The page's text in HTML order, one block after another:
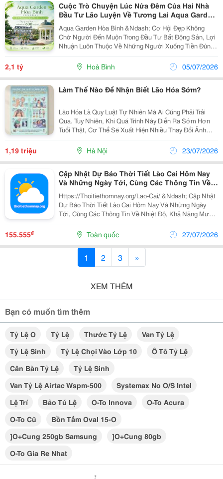
Cuộc Trò Chuyện Lúc Nửa Đêm Của Hai Nhà
Đầu Tư Lão Luyện Về Tương Lai Aqua Garden
Hòa Bình
Aqua Garden Hòa Bình &Ndash; Cơ Hội Đẹp Không
Chờ Người Đến Muộn Trong Đầu Tư Bất Động Sản, Lợi
Nhuận Luôn Thuộc Về Những Người Xuống Tiền Đúng
Thời Điểm. Aqua Garden Hòa Bình Đang Là Lựa Chọn
Được Nhiều Nhà Đầu Tư Quan Tâm Nhờ Hội Tụ
Những...
2,1 tỷ Hoà Bình 05/07/2026
Làm Thế Nào Để Nhận Biết Lão Hóa Sớm?
Lão Hóa Là Quy Luật Tự Nhiên Mà Ai Cũng Phải Trải
Qua. Tuy Nhiên, Khi Quá Trình Này Diễn Ra Sớm Hơn
Tuổi Thật, Cơ Thể Sẽ Xuất Hiện Nhiều Thay Đổi Ảnh
Hưởng Đến Sức Khỏe, Ngoại Hình Và Chất Lượng
Cuộc Sống. Ngày Nay, Áp Lực Công Việc, Thức Khuya,
1,19 triệu Hà Nội 23/07/2026
Cập Nhật Dự Báo Thời Tiết Lào Cai Hôm Nay
Và Những Ngày Tới, Cùng Các Thông Tin Về
Nhiệt Độ, Khả Năng Mưa, Độ Ẩm Và Chỉ Số Uv.
Https://Thoitiethomnay.org/Lao-Cai/ &Ndash; Cập Nhật
Dự Báo Thời Tiết Lào Cai Hôm Nay Và Những Ngày
Tới, Cùng Các Thông Tin Về Nhiệt Độ, Khả Năng Mưa,
Độ Ẩm Và Chỉ Số Uv.
155.555₫ Toàn quốc 27/07/2026
1 2 3 »
XEM THÊM
Bạn có muốn tìm thêm
Tỷ Lệ O Tỷ Lệ Thước Tỷ Lệ
Van Tỷ Lệ
Tỷ Lệ Sinh
Tỷ Lệ Chọi Vào Lớp 10
Ô Tô Tỷ Lệ
Cân Bàn Tỷ Lệ
Tỷ Lệ Sinh
Van Tỷ Lệ Airtac Wspm-500
Systemax No O/s Intel
Lệ Trí
Bảo Tú Lệ O-To Innova
O-To Acura
O-To Cũ
Bồn Tắm Oval 15-O
]o+cung 250gb Samsung
]o+cung 80gb
O-To Gia Re Nhat